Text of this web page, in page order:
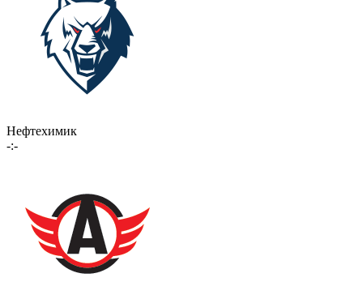
Нефтехимик
-:-